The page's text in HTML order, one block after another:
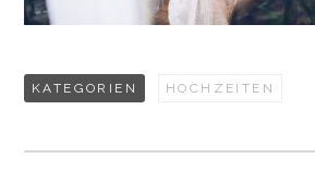
KATEGORIEN HOCHZEITEN